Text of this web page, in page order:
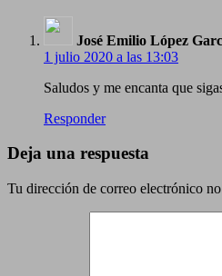
José Emilio López
1 julio 2020 a las 13:03
Saludos y me encanta que
Responder
Deja una respuesta
Tu dirección de correo electrónico